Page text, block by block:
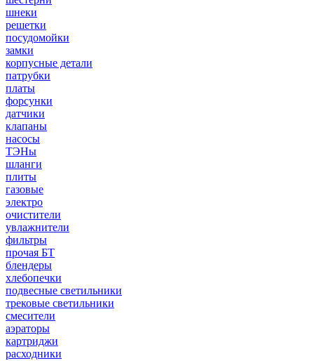
шнеки
решетки
посудомойки
замки
корпусные детали
патрубки
платы
форсунки
датчики
клапаны
насосы
ТЭНы
шланги
плиты
газовые
электро
очистители
увлажнители
фильтры
прочая БТ
блендеры
хлебопечки
подвесные светильники
трековые светильники
смесители
аэраторы
картриджи
расходники